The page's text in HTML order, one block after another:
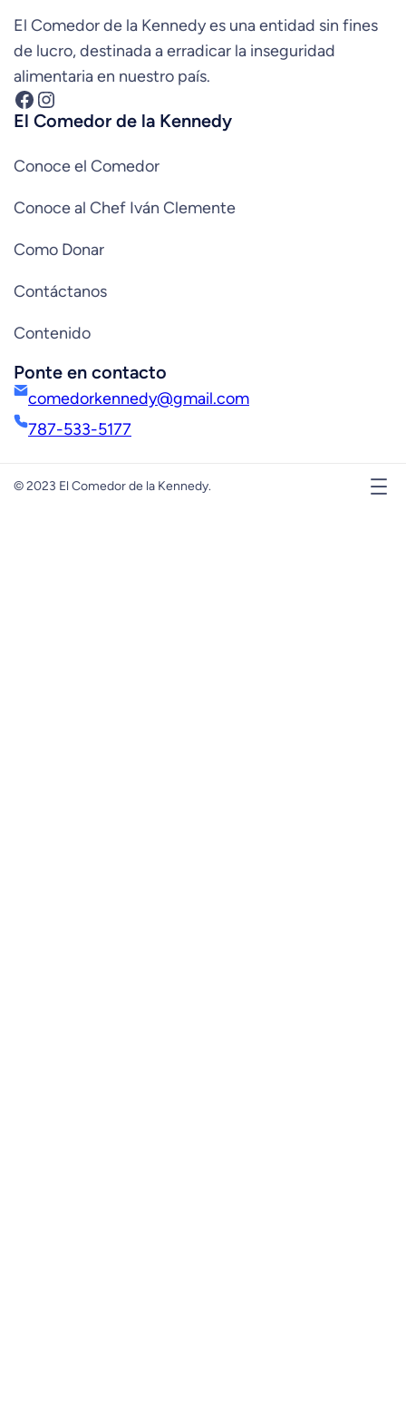
El Comedor de la Kennedy es una entidad sin fines
de lucro, destinada a erradicar la inseguridad
alimentaria en nuestro país.
Facebook Instagram
El Comedor de la Kennedy
Conoce el Comedor
Conoce al Chef Iván Clemente
Como Donar
Contáctanos
Contenido
Ponte en contacto
comedorkennedy@gmail.com
787-533-5177
© 2023 El Comedor de la Kennedy.